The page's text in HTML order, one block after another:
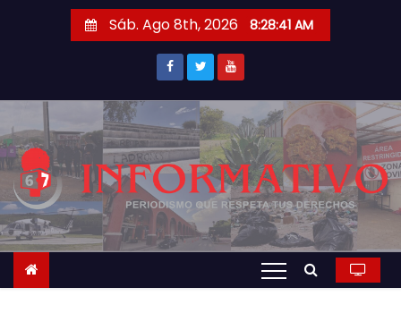
r
a
c
o
t
Sáb. Ago 8th, 2026 8:28:42 AM